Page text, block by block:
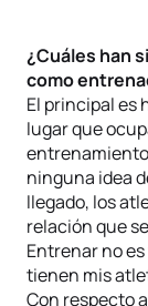
¿Cuáles han
como
El principal es
lugar que
ninguna idea
llegado, los
relación que
Entrenar no
tienen mis
Con respecto